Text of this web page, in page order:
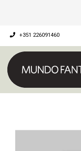
+351 226091460